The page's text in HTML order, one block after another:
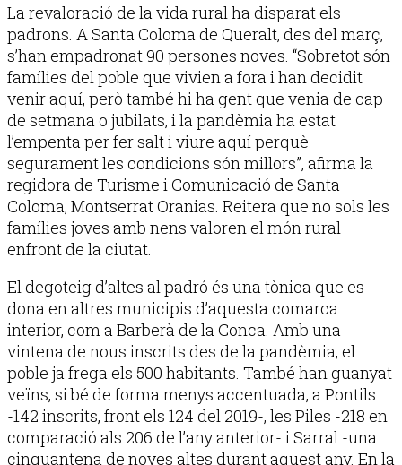
La revaloració de la vida rural ha disparat els
padrons. A Santa Coloma de Queralt, des del març,
s’han empadronat 90 persones noves. “Sobretot són
famílies del poble que vivien a fora i han decidit
venir aquí, però també hi ha gent que venia de cap
de setmana o jubilats, i la pandèmia ha estat
l’empenta per fer salt i viure aquí perquè
segurament les condicions són millors”, afirma la
regidora de Turisme i Comunicació de Santa
Coloma, Montserrat Oranias. Reitera que no sols les
famílies joves amb nens valoren el món rural
enfront de la ciutat.
El degoteig d’altes al padró és una tònica que es
dona en altres municipis d’aquesta comarca
interior, com a Barberà de la Conca. Amb una
vintena de nous inscrits des de la pandèmia, el
poble ja frega els 500 habitants. També han guanyat
veïns, si bé de forma menys accentuada, a Pontils
-142 inscrits, front els 124 del 2019-, les Piles -218 en
comparació als 206 de l’any anterior- i Sarral -una
cinquantena de noves altes durant aquest any. En la